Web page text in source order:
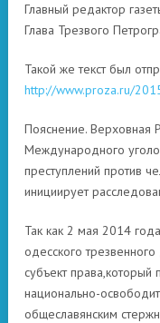
Главный редактор
Глава Трезвого
Такой же текст был
http://www.proza.ru/
Пояснение. Верховная
Международного
преступлений против
инициирует
Так как 2 мая 2014
одесского
субъект
национально-
общеславянским